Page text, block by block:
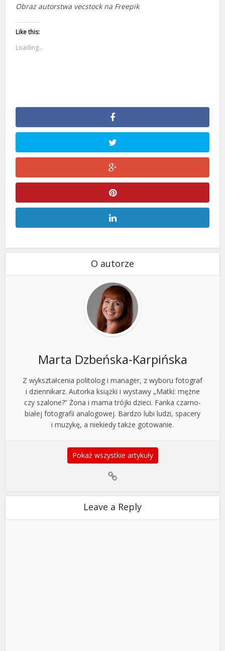
Obraz autorstwa vecstock na Freepik
Like this:
Loading...
O autorze
Marta Dzbeńska-Karpińska
Z wykształcenia politolog i manager, z wyboru fotograf
i dziennikarz. Autorka książki i wystawy „Matki: mężne
czy szalone?” Żona i mama trójki dzieci. Fanka czarno-
białej fotografii analogowej. Bardzo lubi ludzi, spacery
i muzykę, a niekiedy także gotowanie.
Pokaż wszystkie artykuły
Leave a Reply